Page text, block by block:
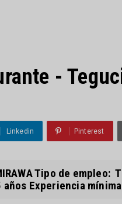
-
Linkedin Pinterest
Tipo de
Experiencia